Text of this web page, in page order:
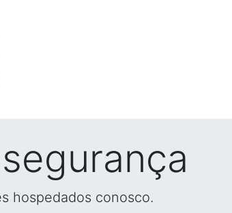
hospedados conosco.